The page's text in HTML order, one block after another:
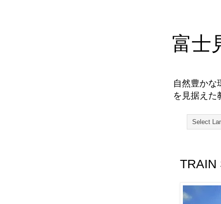
富士
自然豊かな
を見据えた
TRAIN